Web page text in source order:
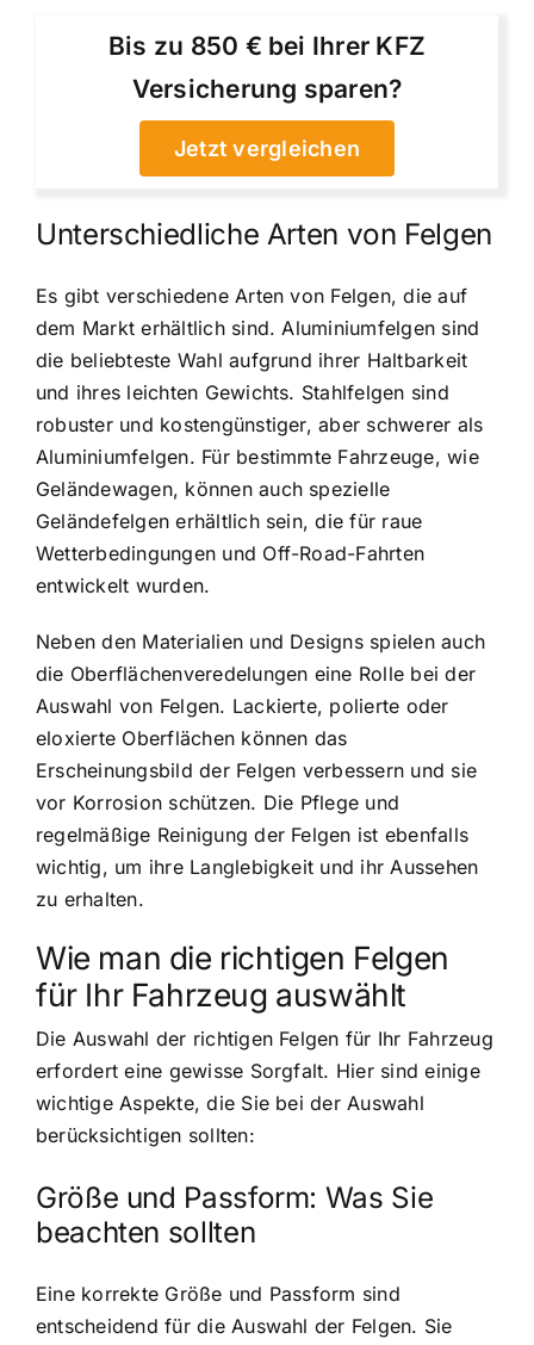
Bis zu 850 € bei Ihrer KFZ
Versicherung sparen?
Jetzt vergleichen
Unterschiedliche Arten von Felgen
Es gibt verschiedene Arten von Felgen, die auf
dem Markt erhältlich sind. Aluminiumfelgen sind
die beliebteste Wahl aufgrund ihrer Haltbarkeit
und ihres leichten Gewichts. Stahlfelgen sind
robuster und kostengünstiger, aber schwerer als
Aluminiumfelgen. Für bestimmte Fahrzeuge, wie
Geländewagen, können auch spezielle
Geländefelgen erhältlich sein, die für raue
Wetterbedingungen und Off-Road-Fahrten
entwickelt wurden.
Neben den Materialien und Designs spielen auch
die Oberflächenveredelungen eine Rolle bei der
Auswahl von Felgen. Lackierte, polierte oder
eloxierte Oberflächen können das
Erscheinungsbild der Felgen verbessern und sie
vor Korrosion schützen. Die Pflege und
regelmäßige Reinigung der Felgen ist ebenfalls
wichtig, um ihre Langlebigkeit und ihr Aussehen
zu erhalten.
Wie man die richtigen Felgen
für Ihr Fahrzeug auswählt
Die Auswahl der richtigen Felgen für Ihr Fahrzeug
erfordert eine gewisse Sorgfalt. Hier sind einige
wichtige Aspekte, die Sie bei der Auswahl
berücksichtigen sollten:
Größe und Passform: Was Sie
beachten sollten
Eine korrekte Größe und Passform sind
entscheidend für die Auswahl der Felgen. Sie